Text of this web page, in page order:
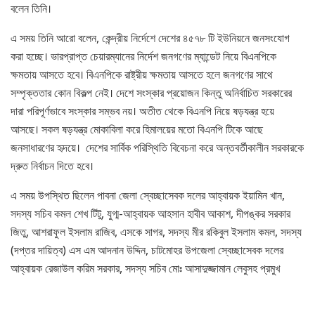
বলেন তিনি।
এ সময় তিনি আরো বলেন, কেন্দ্রীয় নির্দেশে দেশের ৪৫৭৮ টি ইউনিয়নে জনসংযোগ
করা হচ্ছে। ভারপ্রাপ্ত চেয়ারম্যানের নির্দেশ জনগণের ম্যান্ডেট নিয়ে বিএনপিকে
ক্ষমতায় আসতে হবে। বিএনপিকে রাষ্ট্রীয় ক্ষমতায় আসতে হলে জনগণের সাথে
সম্পৃক্ততার কোন বিকল্প নেই। দেশে সংস্কার প্রয়োজন কিন্তু অনির্বাচিত সরকারের
দারা পরিপূর্ণভাবে সংস্কার সম্ভব নয়। অতীত থেকে বিএনপি নিয়ে ষড়যন্ত্র হয়ে
আসছে। সকল ষড়যন্ত্র মোকাবিলা করে হিমালয়ের মতো বিএনপি টিকে আছে
জনসাধারণের হৃদয়ে। দেশের সার্বিক পরিস্থিতি বিবেচনা করে অন্তবর্তীকালীন সরকারকে
দ্রুত নির্বাচন দিতে হবে।
এ সময় উপস্থিত ছিলেন পাবনা জেলা স্বেচ্ছাসেবক দলের আহ্বায়ক ইয়ামিন খান,
সদস্য সচিব কমল শেখ টিটু, যুগ্ম-আহ্বায়ক আহসান হাবীব আকাশ, দীপঙ্কর সরকার
জিতু, আশরাফুল ইসলাম রাজিব, এসকে সাগর, সদস্য মীর রকিবুল ইসলাম কমল, সদস্য
(দপ্তর দায়িত্ব) এস এম আদনান উদ্দিন, চাটমোহর উপজেলা স্বেচ্ছাসেবক দলের
আহ্বায়ক রেজাউল করিম সরকার, সদস্য সচিব মোঃ আসাদুজ্জামান লেবুসহ প্রমুখ